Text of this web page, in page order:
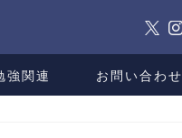
強関連 お問い合わせ